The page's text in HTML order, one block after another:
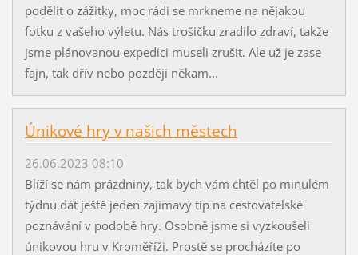
podělit o zážitky, moc rádi se mrkneme na nějakou
fotku z vašeho výletu. Nás trošičku zradilo zdraví, takže
jsme plánovanou expedici museli zrušit. Ale už je zase
fajn, tak dřív nebo později někam...
Únikové hry v našich městech
26.06.2023 08:10
Blíží se nám prázdniny, tak bych vám chtěl po minulém
týdnu dát ještě jeden zajímavý tip na cestovatelské
poznávání v podobě hry. Osobně jsme si vyzkoušeli
únikovou hru v Kroměříži. Prostě se procházíte po